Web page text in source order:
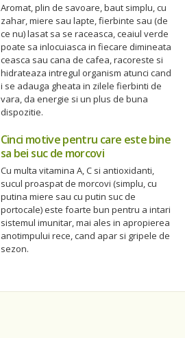
Aromat, plin de savoare, baut simplu, cu
zahar, miere sau lapte, fierbinte sau (de
ce nu) lasat sa se raceasca, ceaiul verde
poate sa inlocuiasca in fiecare dimineata
ceasca sau cana de cafea, racoreste si
hidrateaza intregul organism atunci cand
i se adauga gheata in zilele fierbinti de
vara, da energie si un plus de buna
dispozitie.
Cinci motive pentru care este bine
sa bei suc de morcovi
Cu multa vitamina A, C si antioxidanti,
sucul proaspat de morcovi (simplu, cu
putina miere sau cu putin suc de
portocale) este foarte bun pentru a intari
sistemul imunitar, mai ales in apropierea
anotimpului rece, cand apar si gripele de
sezon.